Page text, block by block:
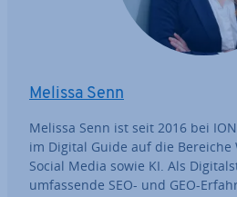
Melissa Senn
Melissa Senn ist seit 2016 bei
im Digital Guide auf die Bereiche
Social Media sowie KI. Als
um­fas­sen­de SEO- und GEO-